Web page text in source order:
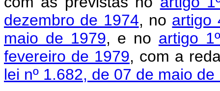
dezembro de 1974, no artigo
maio de 1979, e no artigo
fevereiro de 1979, com a
lei nº 1.682, de 07 de maio de